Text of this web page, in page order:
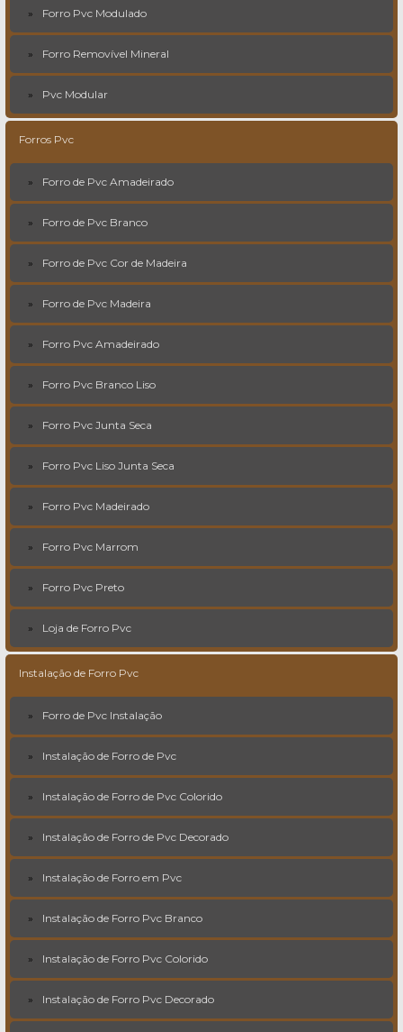
Forro Pvc Modulado
Forro Removível Mineral
Pvc Modular
Forros Pvc
Forro de Pvc Amadeirado
Forro de Pvc Branco
Forro de Pvc Cor de Madeira
Forro de Pvc Madeira
Forro Pvc Amadeirado
Forro Pvc Branco Liso
Forro Pvc Junta Seca
Forro Pvc Liso Junta Seca
Forro Pvc Madeirado
Forro Pvc Marrom
Forro Pvc Preto
Loja de Forro Pvc
Instalação de Forro Pvc
Forro de Pvc Instalação
Instalação de Forro de Pvc
Instalação de Forro de Pvc Colorido
Instalação de Forro de Pvc Decorado
Instalação de Forro em Pvc
Instalação de Forro Pvc Branco
Instalação de Forro Pvc Colorido
Instalação de Forro Pvc Decorado